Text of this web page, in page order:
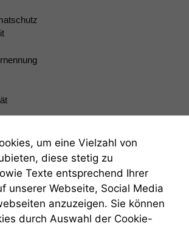
um eine Vielzahl von
diese stetig zu
Texte entsprechend Ihrer
unserer Webseite, Social Media
anzuzeigen. Sie können
durch Auswahl der Cookie-